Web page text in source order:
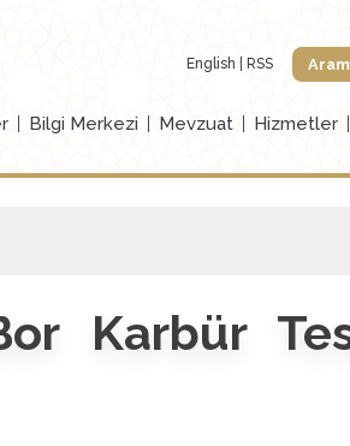
English RSS
Bilgi Merkezi Mevzuat Hizmetler
Karbür